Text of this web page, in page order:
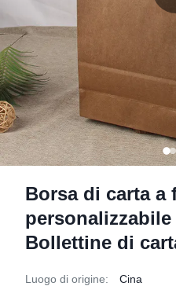
Borsa di carta a
personalizzabile
Bollettine di
Luogo di origine: Cina